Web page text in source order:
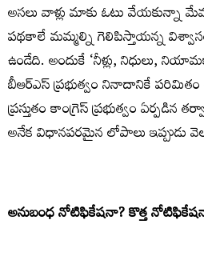
అసలు వాళ్లు మాకు ఓటు వేయకున్నా
పథకాలే మమ్మల్ని గెలిపిస్తాయన్న విశ్వాసం
ఉండేది. అందుకే ‘నీళ్లు, నిధులు,
బీఆర్‌ఎస్‌ ప్రభుత్వం నినాదానికే
ప్రస్తుతం కాంగ్రెస్‌ ప్రభుత్వం ఏర్పడిన
అనేక విధానపరమైన లోపాలు ఇప్పుడు
అనుబంధ నోటిఫికేషనా? కొత్త